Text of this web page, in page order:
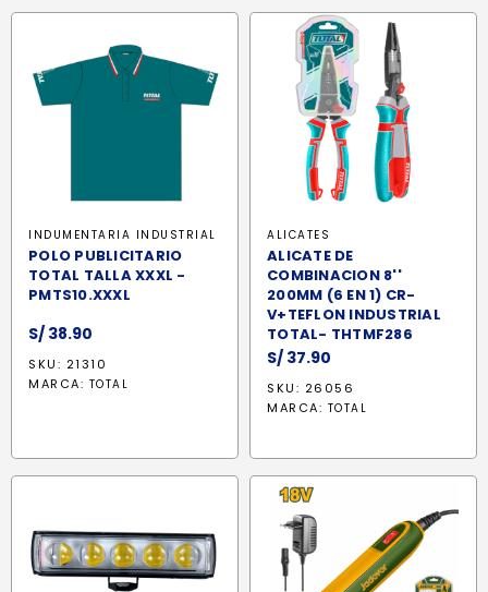
INDUMENTARIA INDUSTRIAL
POLO PUBLICITARIO
TOTAL TALLA XXXL -
PMTS10.XXXL
S/ 38.90
SKU: 21310
MARCA: TOTAL
ALICATES
ALICATE DE
COMBINACION 8''
200MM (6 EN 1) CR-
V+TEFLON INDUSTRIAL
TOTAL- THTMF286
S/ 37.90
SKU: 26056
MARCA: TOTAL